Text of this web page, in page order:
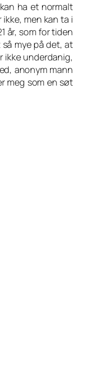
ha et normalt
men kan ta i
år, som for tiden
mye på det, at
ikke underdanig,
anonym mann
meg som en søt